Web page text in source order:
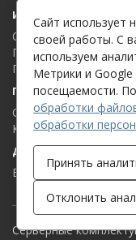
Информация
О компании
Политика в
Политика в
Поддержка клиентов
Связаться с нами
Карта сайта
Дополнительно
Бренды
Серверные
Сайт использует
своей работы. С
используем
Метрики и Google
посещаемости.
обработки
обработки
Принять
Отклонить